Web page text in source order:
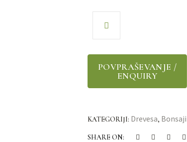
KATEGORIJI: Drevesa, Bonsaji
SHARE ON: